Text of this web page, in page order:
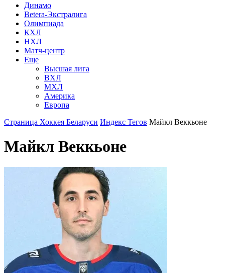
Динамо
Betera-Экстралига
Олимпиада
КХЛ
НХЛ
Матч-центр
Еще
Высшая лига
ВХЛ
МХЛ
Америка
Европа
Страница Хоккея Беларуси Индекс Тегов Майкл Веккьоне
Майкл Веккьоне